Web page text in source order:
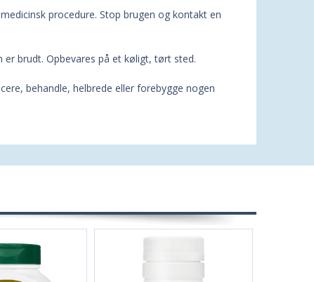
procedure. Stop brugen og kontakt en
brudt. Opbevares på et køligt, tørt sted.
behandle, helbrede eller forebygge nogen